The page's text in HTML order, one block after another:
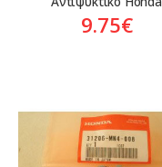
9.75€